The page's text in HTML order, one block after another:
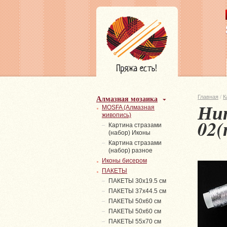
Главная /
Алмазная мозаика
MOSFA (Алмазная
живопись)
Картина стразами
(набор) Иконы
Картина стразами
(набор) разное
Иконы бисером
ПАКЕТЫ
ПАКЕТЫ 30х19.5 см
ПАКЕТЫ 37х44.5 см
ПАКЕТЫ 50х60 см
ПАКЕТЫ 50х60 см
ПАКЕТЫ 55х70 см